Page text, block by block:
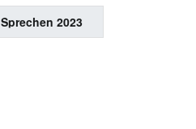
Sprechen 2023